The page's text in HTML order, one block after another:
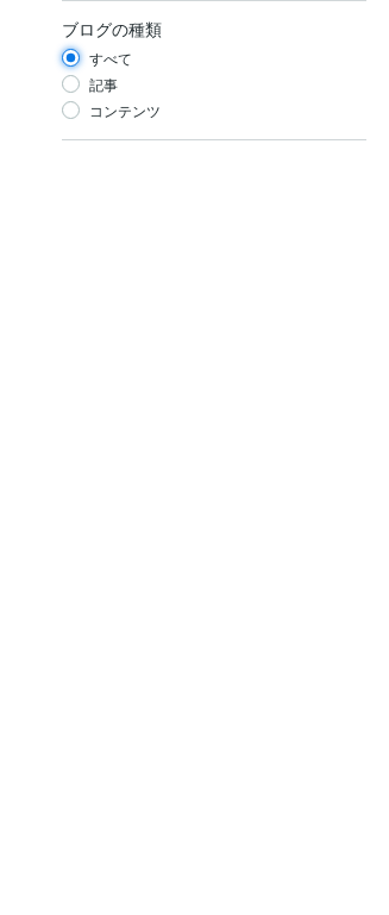
ブログの種類
すべて
記事
コンテンツ